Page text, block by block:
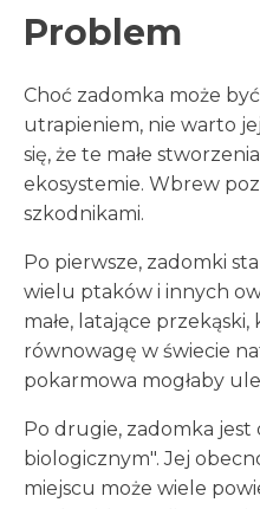
Problem
Choć zadomka może
utrapieniem, nie warto
się, że te małe
ekosystemie. Wbrew
szkodnikami.
Po pierwsze, zadomki
wielu ptaków i innych
małe, latające
równowagę w świecie
pokarmowa mogłaby
Po drugie, zadomka jest
biologicznym". Jej
miejscu może wiele